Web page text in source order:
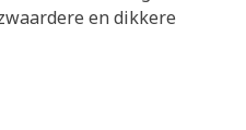
en dikkere